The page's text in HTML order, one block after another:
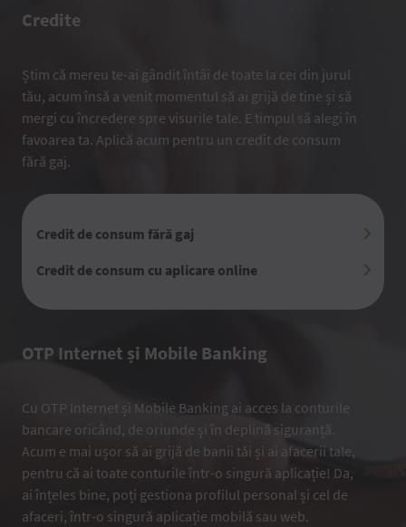
Credite
Știm că mereu te-ai gândit întâi de toate la cei din jurul
tău, acum însă a venit momentul să ai grijă de tine și să
mergi cu încredere spre visurile tale. E timpul să alegi în
favoarea ta. Aplică acum pentru un credit de consum
fără gaj.
Credit de consum fără gaj
Credit de consum cu aplicare online
OTP Internet și Mobile Banking
Cu OTP Internet și Mobile Banking ai acces la conturile
bancare oricând, de oriunde și în deplină siguranță.
Acum e mai ușor să ai grijă de banii tăi și ai afacerii tale,
pentru că ai toate conturile într-o singură aplicație! Da,
ai înțeles bine, poți gestiona profilul personal și cel de
afaceri, într-o singură aplicație mobilă sau web.